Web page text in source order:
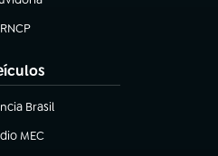
em nova aba)
RNCP
(abre em nova aba)
Brasil
em nova aba)
MEC